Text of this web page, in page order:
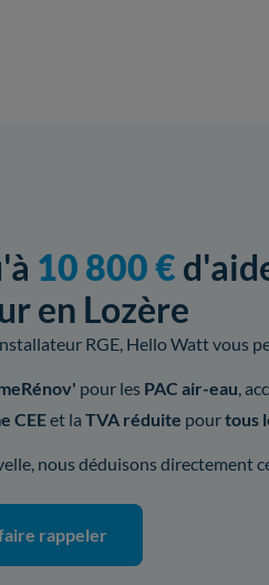
10 800 €
en Lozère
RGE, Hello Watt vous
pour les PAC air-eau,
CEEet la TVA réduite pourtous
nous déduisons directement
rappeler